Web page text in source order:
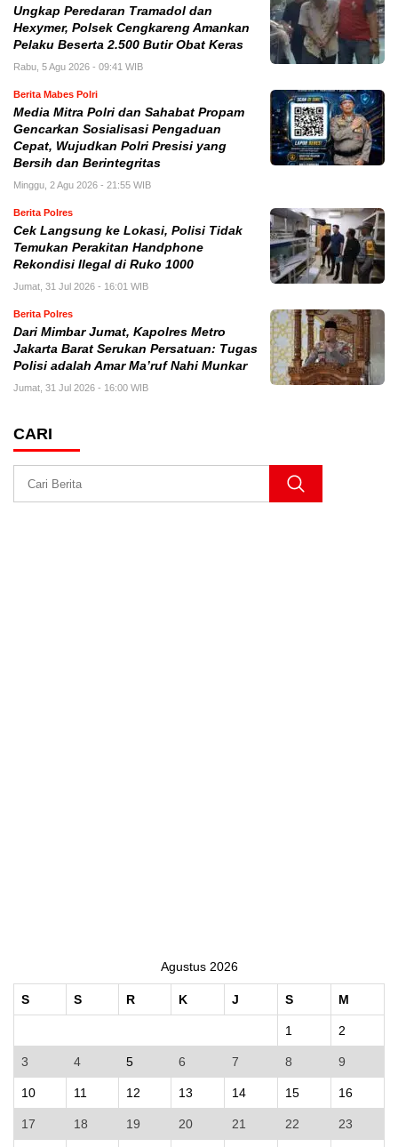
Ungkap Peredaran Tramadol dan
Hexymer, Polsek Cengkareng Amankan
Pelaku Beserta 2.500 Butir Obat Keras
Rabu, 5 Agu 2026 - 09:41 WIB
Berita Mabes Polri
Media Mitra Polri dan Sahabat Propam
Gencarkan Sosialisasi Pengaduan
Cepat, Wujudkan Polri Presisi yang
Bersih dan Berintegritas
Minggu, 2 Agu 2026 - 21:55 WIB
Berita Polres
Cek Langsung ke Lokasi, Polisi Tidak
Temukan Perakitan Handphone
Rekondisi Ilegal di Ruko 1000
Jumat, 31 Jul 2026 - 16:01 WIB
Berita Polres
Dari Mimbar Jumat, Kapolres Metro
Jakarta Barat Serukan Persatuan: Tugas
Polisi adalah Amar Ma’ruf Nahi Munkar
Jumat, 31 Jul 2026 - 16:00 WIB
CARI
Agustus 2026
S S R K J S M
1 2
3 4 5 6 7 8 9
10 11 12 13 14 15 16
17 18 19 20 21 22 23